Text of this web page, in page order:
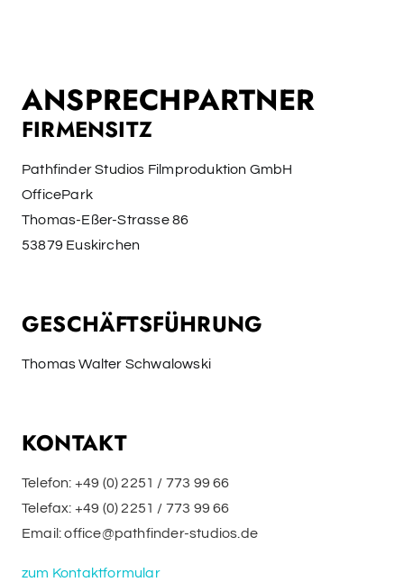
ANSPRECHPARTNER
FIRMENSITZ
Pathfinder Studios Filmproduktion GmbH
OfficePark
Thomas-Eßer-Strasse 86
53879 Euskirchen
GESCHÄFTSFÜHRUNG
Thomas Walter Schwalowski
KONTAKT
Telefon: +49 (0) 2251 / 773 99 66
Telefax: +49 (0) 2251 / 773 99 66
Email:office@pathfinder-studios.de
zum Kontaktformular